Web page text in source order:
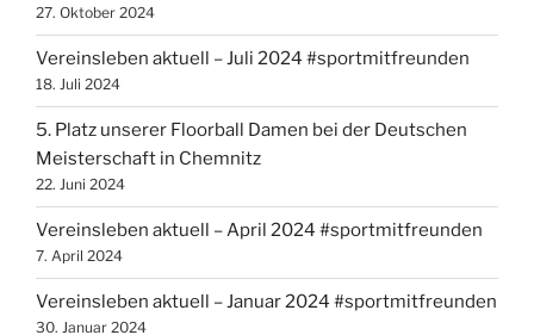
27. Oktober 2024
Vereinsleben aktuell – Juli 2024 #sportmitfreunden
18. Juli 2024
5. Platz unserer Floorball Damen bei der Deutschen
Meisterschaft in Chemnitz
22. Juni 2024
Vereinsleben aktuell – April 2024 #sportmitfreunden
7. April 2024
Vereinsleben aktuell – Januar 2024 #sportmitfreunden
30. Januar 2024